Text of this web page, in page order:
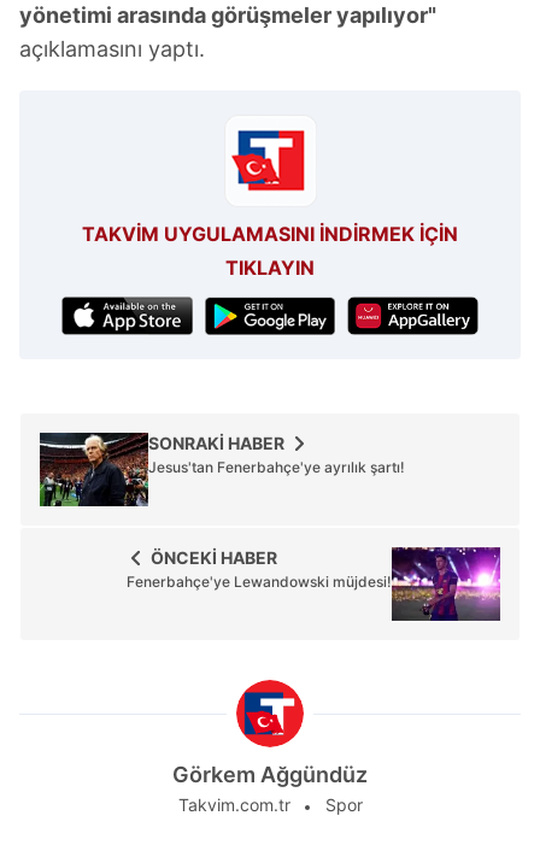
yönetimi arasında görüşmeler yapılıyor"
açıklamasını yaptı.
TAKVİM UYGULAMASINI İNDİRMEK İÇİN
TIKLAYIN
SONRAKİ HABER
Jesus'tan Fenerbahçe'ye ayrılık şartı!
ÖNCEKİ HABER
Fenerbahçe'ye Lewandowski müjdesi!
Görkem Ağgündüz
Takvim.com.tr Spor